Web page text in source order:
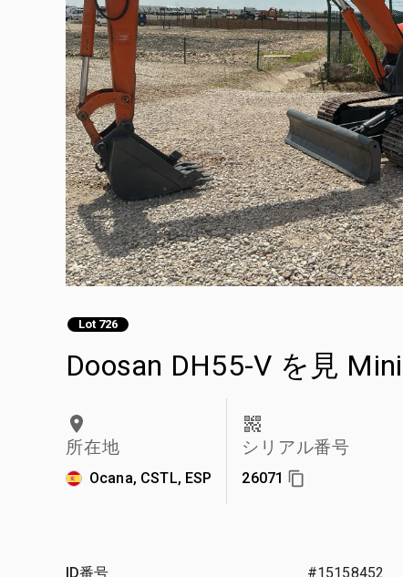
Lot 726
Doosan DH55-V を見
所在地
Ocana, CSTL, ESP
シリアル番号
26071
ID番号 #15158452